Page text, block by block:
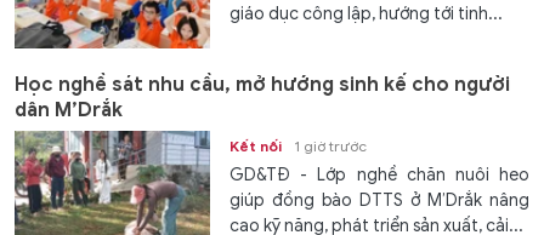
giáo dục công lập, hướng tới tinh...
Học nghề sát nhu cầu, mở hướng sinh kế cho người
dân M’Drắk
Kết nối 1 giờ trước
GD&TĐ - Lớp nghề chăn nuôi heo
giúp đồng bào DTTS ở M’Drắk nâng
cao kỹ năng, phát triển sản xuất, cải...